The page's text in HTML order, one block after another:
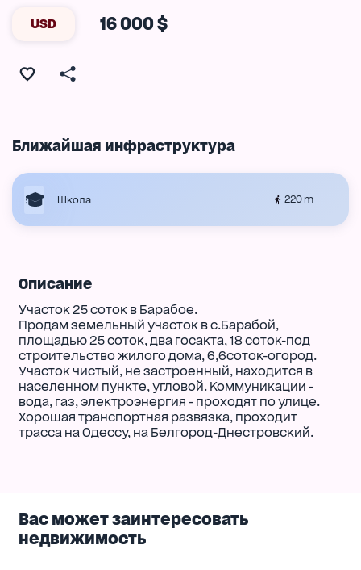
USD 16 000 $
Ближайшая инфраструктура
Школа 220 m
Описание
Участок 25 соток в Барабое.
Продам земельный участок в с.Барабой,
площадью 25 соток, два госакта, 18 соток-под
строительство жилого дома, 6,6соток-огород.
Участок чистый, не застроенный, находится в
населенном пункте, угловой. Коммуникации -
вода, газ, электроэнергия - проходят по улице.
Хорошая транспортная развязка, проходит
трасса на Одессу, на Белгород-Днестровский.
Вас может заинтересовать
недвижимость